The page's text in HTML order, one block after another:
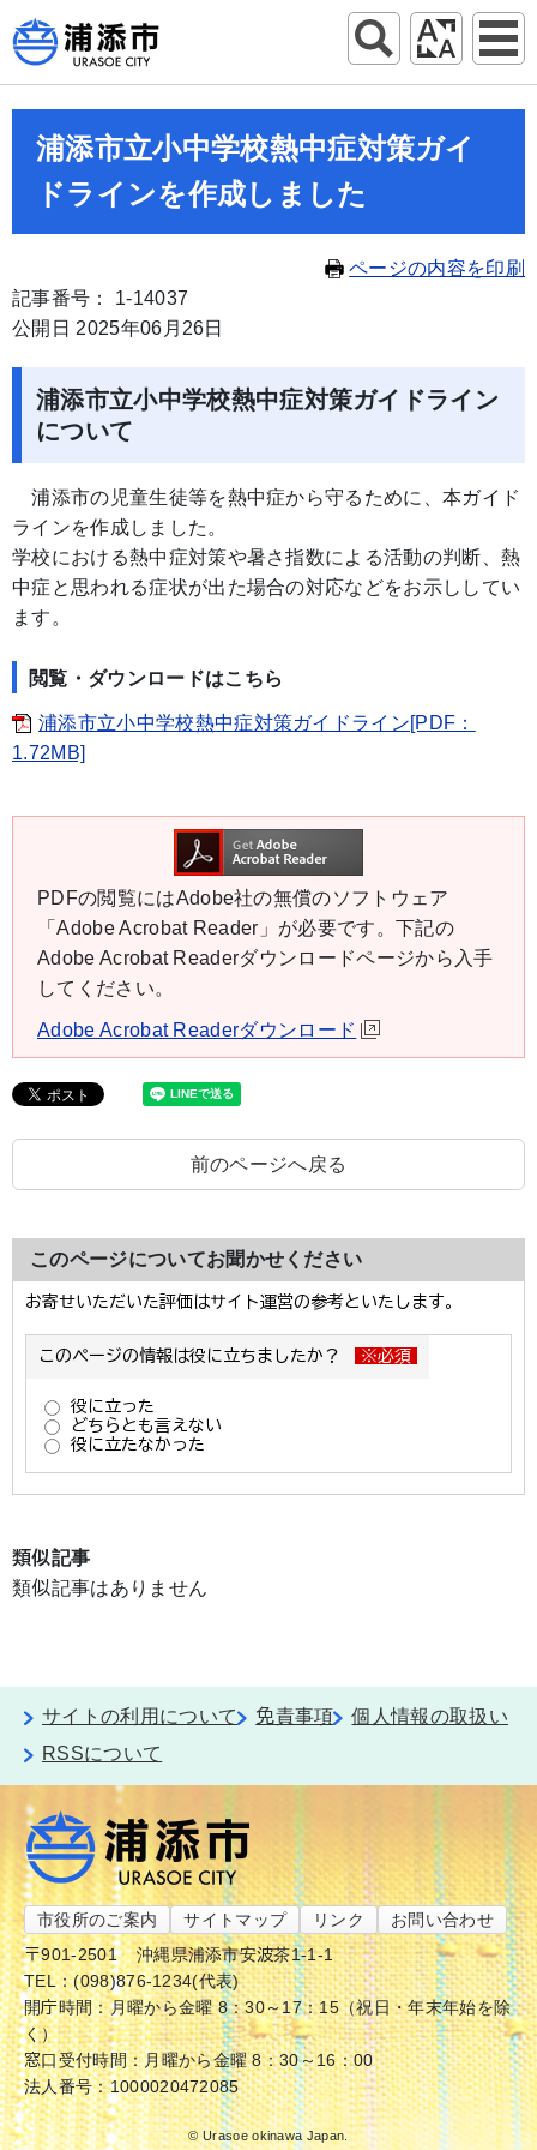
浦添市立小中学校熱中症対策ガイ
ドラインを作成しました
ページの内容を印刷
記事番号： 1-14037
公開日 2025年06月26日
浦添市立小中学校熱中症対策ガイドライン
について
浦添市の児童生徒等を熱中症から守るために、本ガイド
ラインを作成しました。
学校における熱中症対策や暑さ指数による活動の判断、熱
中症と思われる症状が出た場合の対応などをお示ししてい
ます。
閲覧・ダウンロードはこちら
浦添市立小中学校熱中症対策ガイドライン[PDF：
1.72MB]
PDFの閲覧にはAdobe社の無償のソフトウェア
「Adobe Acrobat Reader」が必要です。下記の
Adobe Acrobat Readerダウンロードページから入手
してください。
Adobe Acrobat Readerダウンロード
前のページへ戻る
このページについてお聞かせください
類似記事
類似記事はありません
サイトの利用について 免責事項
個人情報の取扱い
RSSについて
市役所のご案内 サイトマップ リンク
お問い合わせ
〒901-2501
沖縄県浦添市安波茶1-1-1
TEL：(098)876-1234(代表)
開庁時間：月曜から金曜 8：30～17：15（祝日・年末年始を除
く）
窓口受付時間：月曜から金曜 8：30～16：00
法人番号：1000020472085
© Urasoe okinawa Japan.